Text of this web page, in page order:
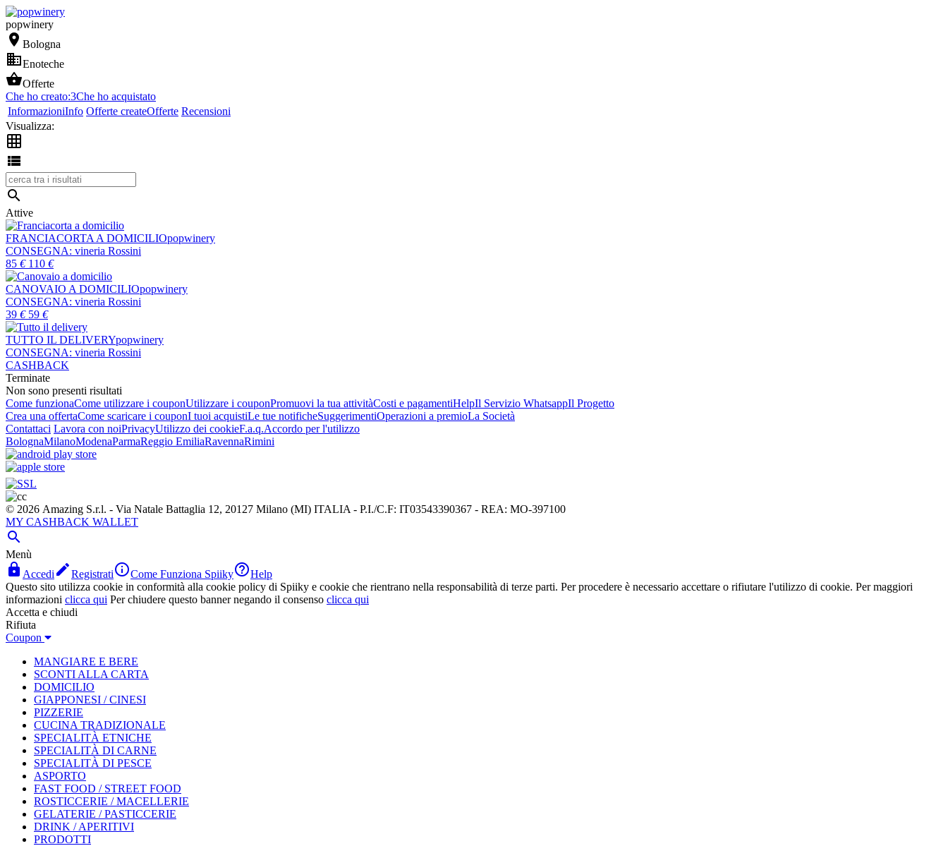
popwinery
 Bologna
Enoteche
Offerte
Che ho creato:3Che ho acquistato
InformazioniInfo Offerte createOfferte Recensioni
Visualizza:



Attive
FRANCIACORTA A DOMICILIOpopwinery
CONSEGNA: vineria Rossini
85 € 110 €
CANOVAIO A DOMICILIOpopwinery
CONSEGNA: vineria Rossini
39 € 59 €
TUTTO IL DELIVERYpopwinery
CONSEGNA: vineria Rossini
CASHBACK
Terminate
Non sono presenti risultati
Come funzionaCome utilizzare i couponUtilizzare i couponPromuovi la tua attivitàCosti e pagamentiHelpIl Servizio WhatsappIl Progetto
Crea una offertaCome scaricare i couponI tuoi acquistiLe tue notificheSuggerimentiOperazioni a premioLa Società
Contattaci Lavora con noiPrivacyUtilizzo dei cookieF.a.q.Accordo per l'utilizzo
BolognaMilanoModenaParmaReggio EmiliaRavennaRimini
© 2026 Amazing S.r.l. - Via Natale Battaglia 12, 20127 Milano (MI) ITALIA - P.I./C.F: IT03543390367 - REA: MO-397100
MY CASHBACK WALLET

Menù
 Accedi RegistratiCome Funziona SpiikyHelp
Questo sito utilizza cookie in conformità alla cookie policy di Spiiky e cookie che rientrano nella responsabilità di terze parti. Per procedere è necessario accettare o rifiutare l'utilizzo di cookie. Per maggiori
informazioni clicca qui Per chiudere questo banner negando il consenso clicca qui
Accetta e chiudi
Rifiuta
Coupon
MANGIARE E BERE
SCONTI ALLA CARTA
DOMICILIO
GIAPPONESI / CINESI
PIZZERIE
CUCINA TRADIZIONALE
SPECIALITÀ ETNICHE
SPECIALITÀ DI CARNE
SPECIALITÀ DI PESCE
ASPORTO
FAST FOOD / STREET FOOD
ROSTICCERIE / MACELLERIE
GELATERIE / PASTICCERIE
DRINK / APERITIVI
PRODOTTI